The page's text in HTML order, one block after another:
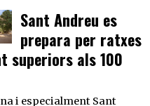
Sant Andreu es
prepara per ratxes
superiors als 100
i especialment Sant